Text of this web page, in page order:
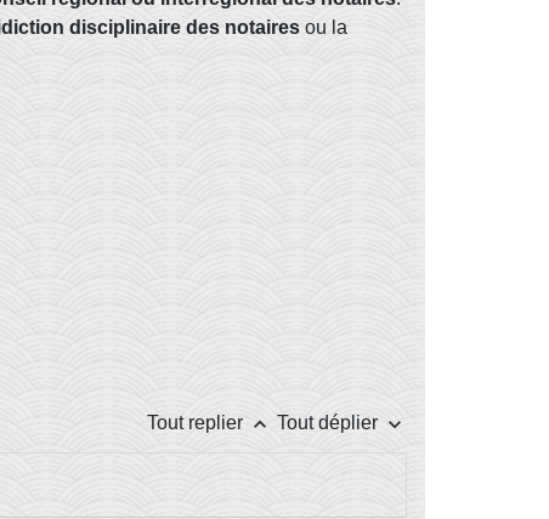
disciplinaire des notaires ou la
Tout replier keyboard_arrow_up Tout déplier keyboard_arrow_down